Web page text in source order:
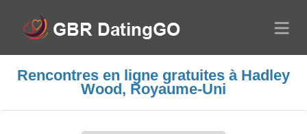
Rencontres en ligne gratuites à Hadley
Wood, Royaume-Uni